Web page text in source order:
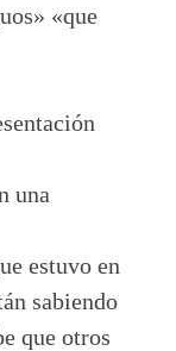
«que
una
estuvo en
sabiendo
que otros